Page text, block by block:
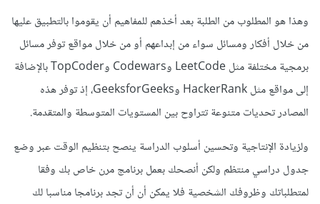
وهذا هو المطلوب من الطلبة بعد أخذهم للمفاهيم أن يقوموا بالتطبيق عليها
من خلال أفكار ومسائل سواء من إبداعهم أو من خلال مواقع توفر مسائل
برمجية مختلفة مثل LeetCode وCodewars وTopCoder بالإضافة
إلى مواقع مثل HackerRank وGeeksforGeeks، إذ توفر هذه
المصادر تحديات متنوعة تتراوح بين المستويات المتوسطة والمتقدمة.
ولزيادة الإنتاجية وتحسين أسلوب الدراسة ينصح بتنظيم الوقت عبر وضع
جدول دراسي منتظم ولكن أنصحك بعمل برنامج مرن خاص بك وفقا
لمتطلباتك وظروفك الشخصية فلا يمكن أن أن تجد برنامجا مناسبا لك